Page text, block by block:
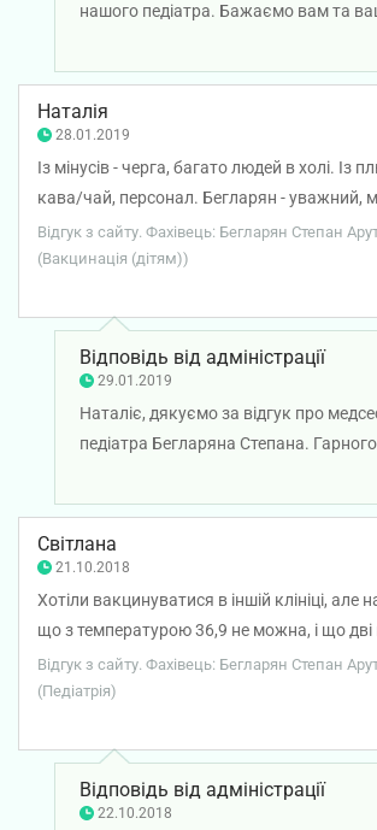
нашого педіатра. Бажаємо вам та
Наталія
28.01.2019
Із мінусів - черга, багато людей в холі. Із
кава/чай, персонал. Бегларян - уважний,
річної дитини. Дуже задоволена
Степаненко, Вірової і Вишневської.
Відгук з сайту. Фахівець: Бегларян Степан
(Вакцинація (дітям))
Відповідь від адміністрації
29.01.2019
Наталіє, дякуємо за відгук про
педіатра Бегларяна Степана.
Світлана
21.10.2018
Хотіли вакцинуватися в іншій клініці, але
що з температурою 36,9 не можна, і що
день не можна. Знайшла Степана
через його сайт, прийшла на прийом. Без
обидві вакцини. Спасибі за прийом і
в питаннях вакцинації. Він навіть знає,
українських нормативах по щеплення, і що
нашим збитим календарем вакцинації.
Відгук з сайту. Фахівець: Бегларян Степан
(Педіатрія)
Відповідь від адміністрації
22.10.2018